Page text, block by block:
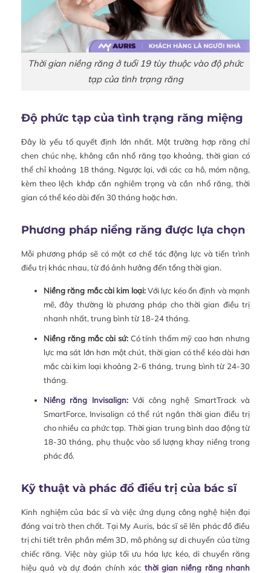
Thời gian niềng răng ở tuổi 19 tùy thuộc vào độ phức
tạp của tình trạng răng
Độ phức tạp của tình trạng răng miệng
Đây là yếu tố quyết định lớn nhất. Một trường hợp răng chỉ
chen chúc nhẹ, không cần nhổ răng tạo khoảng, thời gian có
thể chỉ khoảng 18 tháng. Ngược lại, với các ca hô, móm nặng,
kèm theo lệch khớp cắn nghiêm trọng và cần nhổ răng, thời
gian có thể kéo dài đến 30 tháng hoặc hơn.
Phương pháp niềng răng được lựa chọn
Mỗi phương pháp sẽ có một cơ chế tác động lực và tiến trình
điều trị khác nhau, từ đó ảnh hưởng đến tổng thời gian.
Niềng răng mắc cài kim loại:Với lực kéo ổn định và mạnh
mẽ, đây thường là phương pháp cho thời gian điều trị
nhanh nhất, trung bình từ 18-24 tháng.
Niềng răng mắc cài sứ:Có tính thẩm mỹ cao hơn nhưng
lực ma sát lớn hơn một chút, thời gian có thể kéo dài hơn
mắc cài kim loại khoảng 2-6 tháng, trung bình từ 24-30
tháng.
Niềng răng Invisalign:Với công nghệ SmartTrack và
SmartForce, Invisalign có thể rút ngắn thời gian điều trị
cho nhiều ca phức tạp. Thời gian trung bình dao động từ
18-30 tháng, phụ thuộc vào số lượng khay niềng trong
phác đồ.
Kỹ thuật và phác đồ điều trị của bác sĩ
Kinh nghiệm của bác sĩ và việc ứng dụng công nghệ hiện đại
đóng vai trò then chốt. Tại My Auris, bác sĩ sẽ lên phác đồ điều
trị chi tiết trên phần mềm 3D, mô phỏng sự di chuyển của từng
chiếc răng. Việc này giúp tối ưu hóa lực kéo, di chuyển răng
hiệu quả và dự đoán chính xác thời gian niềng răng nhanh